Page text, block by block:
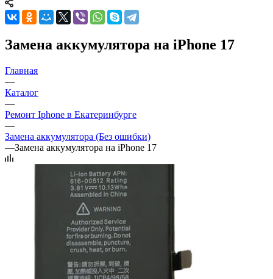
Замена аккумулятора на iPhone 17
Главная
—
Каталог
—
Ремонт Iphone в Екатеринбурге
—
Замена аккумулятора (Без ошибки)
—Замена аккумулятора на iPhone 17